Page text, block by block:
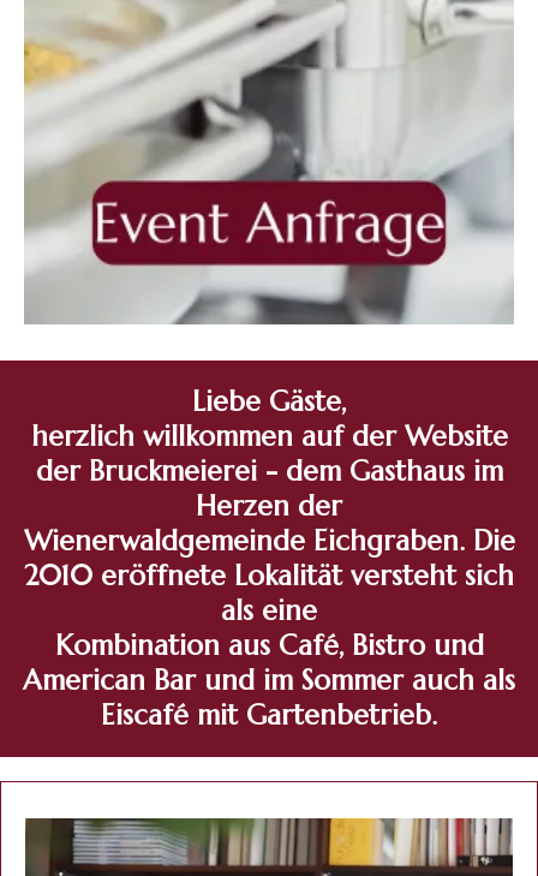
Liebe Gäste,
herzlich willkommen auf der Website
der Bruckmeierei - dem Gasthaus im
Herzen der
Wienerwaldgemeinde Eichgraben. Die
2010 eröffnete Lokalität versteht sich
als eine
Kombination aus Café, Bistro und
American Bar und im Sommer auch als
Eiscafé mit Gartenbetrieb.